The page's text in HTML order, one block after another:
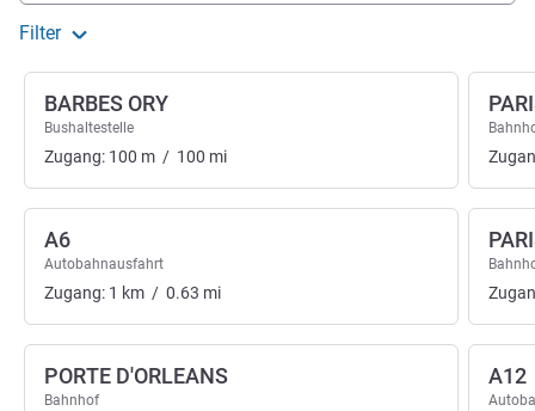
Filter
BARBES ORY
Bushaltestelle
Zugang: 100 m / 100 mi
A6
Autobahnausfahrt
Zugang: 1 km / 0.63 mi
PORTE D'ORLEANS
Bahnhof
A12